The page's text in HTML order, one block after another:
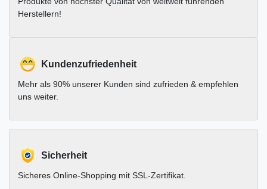
Herstellern!
Kundenzufriedenheit
Mehr als 90% unserer Kunden sind zufrieden & empfehlen
uns weiter.
Sicherheit
Sicheres Online-Shopping mit SSL-Zertifikat.